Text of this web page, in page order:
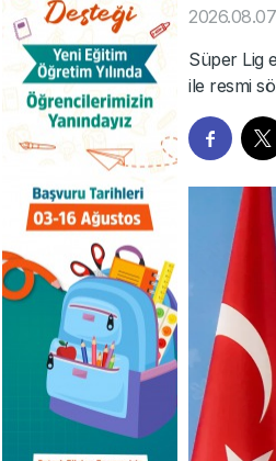
Süper Lig
ile resmi